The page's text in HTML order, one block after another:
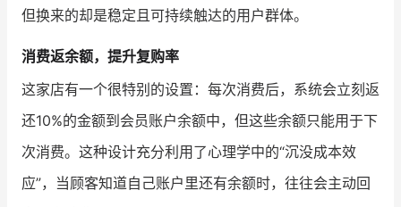
但换来的却是稳定且可持续触达的用户群体。
消费返余额，提升复购率
这家店有一个很特别的设置：每次消费后，系统会立刻返
还10%的金额到会员账户余额中，但这些余额只能用于下
次消费。这种设计充分利用了心理学中的“沉没成本效
应”，当顾客知道自己账户里还有余额时，往往会主动回